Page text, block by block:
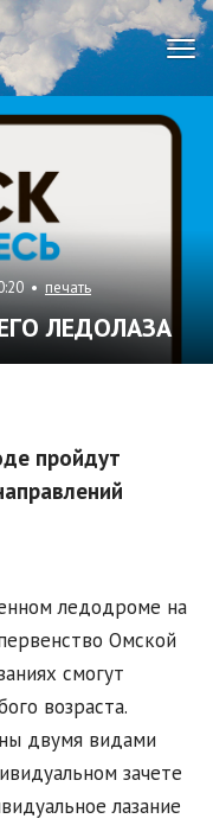
• печать
ЛЕДОЛАЗА
пройдут
ледодроме на
Омской
смогут
возраста.
двумя видами
зачете
лазание